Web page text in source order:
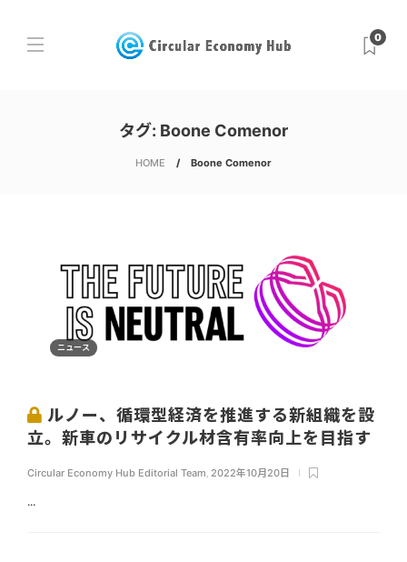
0
タグ: Boone Comenor
HOME Boone Comenor
ニュース
ルノー、循環型経済を推進する新組織を設
立。新車のリサイクル材含有率向上を目指す
Circular Economy Hub Editorial Team, 2022年10月20日
...